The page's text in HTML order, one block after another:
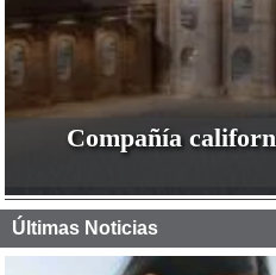
Compañía
Últimas Noticias